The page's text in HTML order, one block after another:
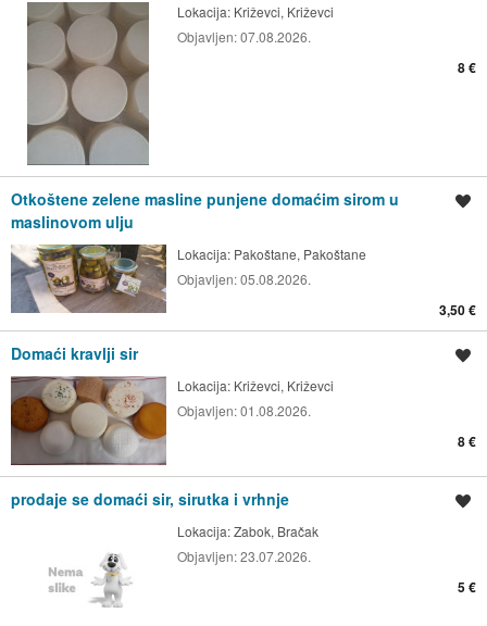
Lokacija: Križevci, Križevci
Objavljen:07.08.2026.
8 €
Otkoštene zelene masline punjene domaćim sirom u
maslinovom ulju
Lokacija: Pakoštane, Pakoštane
Objavljen:05.08.2026.
3,50 €
Domaći kravlji sir
Lokacija: Križevci, Križevci
Objavljen:01.08.2026.
8 €
prodaje se domaći sir, sirutka i vrhnje
Lokacija:Zabok, Bračak
Objavljen:23.07.2026.
5 €